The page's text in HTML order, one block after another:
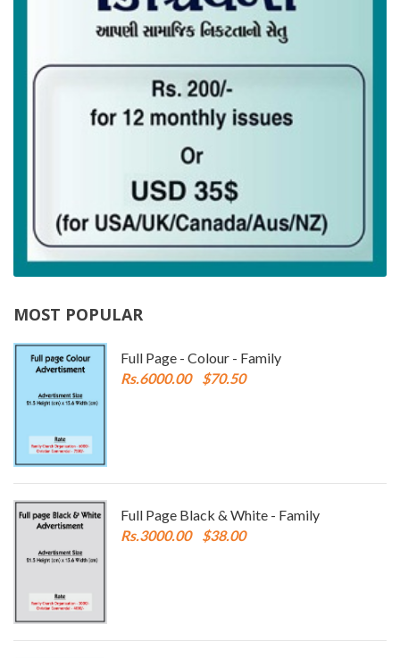
MOST POPULAR
Full Page - Colour - Family
Rs.6000.00
$70.50
Full Page Black & White - Family
Rs.3000.00
$38.00